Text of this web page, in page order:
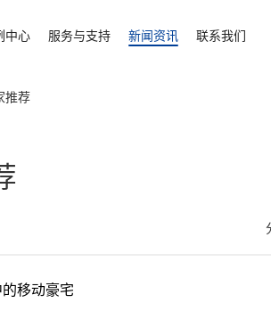
中心 服务与支持 新闻资讯 联系我们
推荐
移动豪宅